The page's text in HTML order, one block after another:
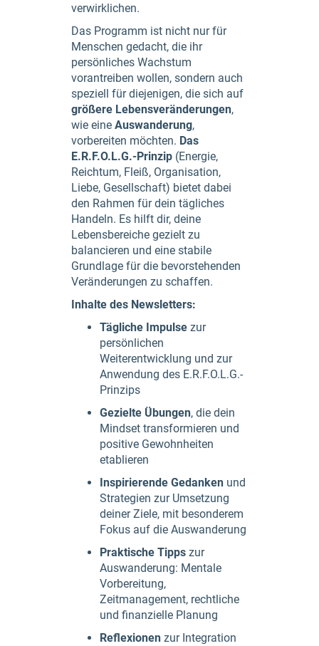
verwirklichen.
Das Programm ist nicht nur für
Menschen gedacht, die ihr
persönliches Wachstum
vorantreiben wollen, sondern auch
speziell für diejenigen, die sich auf
größere Lebensveränderungen,
wie eine Auswanderung,
vorbereiten möchten. Das
E.R.F.O.L.G.-Prinzip (Energie,
Reichtum, Fleiß, Organisation,
Liebe, Gesellschaft) bietet dabei
den Rahmen für dein tägliches
Handeln. Es hilft dir, deine
Lebensbereiche gezielt zu
balancieren und eine stabile
Grundlage für die bevorstehenden
Veränderungen zu schaffen.
Inhalte des Newsletters:
Tägliche Impulse zur
persönlichen
Weiterentwicklung und zur
Anwendung des E.R.F.O.L.G.-
Prinzips
Gezielte Übungen, die dein
Mindset transformieren und
positive Gewohnheiten
etablieren
Inspirierende Gedanken und
Strategien zur Umsetzung
deiner Ziele, mit besonderem
Fokus auf die Auswanderung
Praktische Tipps zur
Auswanderung: Mentale
Vorbereitung,
Zeitmanagement, rechtliche
und finanzielle Planung
Reflexionen zur Integration